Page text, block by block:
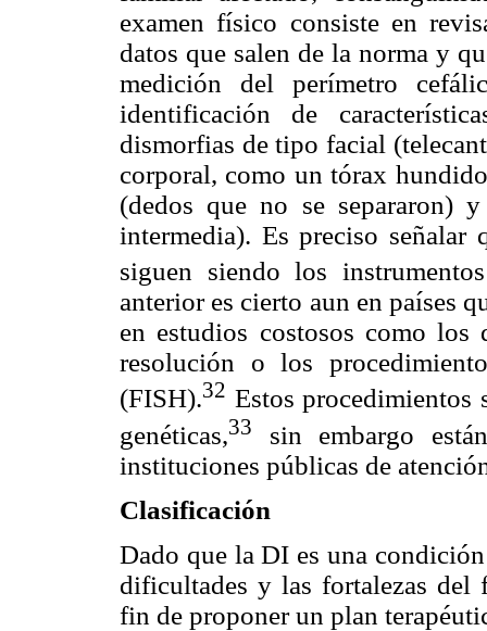
examen físico consiste en
datos que salen de la norma y
medición del perímetro
identificación de
dismorfias de tipo facial
corporal, como un tórax
(dedos que no se separaron)
intermedia). Es preciso
siguen siendo los
anterior es cierto aun en países
en estudios costosos como
resolución o los
(FISH).32 Estos procedimientos
genéticas,33
sin embargo
instituciones públicas de
Clasificación
Dado que la DI es una
dificultades y las fortalezas
fin de proponer un plan